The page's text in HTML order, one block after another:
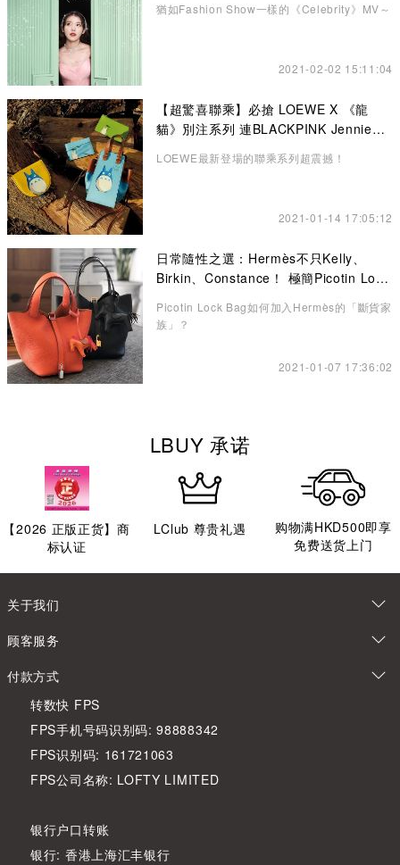
猶如Fashion Show一樣的《Celebrity》MV～
2021-02-02 15:11:04
【超驚喜聯乘】必搶 LOEWE X 《龍
貓》別注系列 連BLACKPINK Jennie也
LOEWE最新登場的聯乘系列超震撼！
2021-01-14 17:05:12
日常隨性之選：Hermès不只Kelly、
Birkin、Constance！ 極簡Picotin Lock
Picotin Lock Bag如何加入Hermès的「斷貨家
族」？
2021-01-07 17:36:02
LBUY 承诺
【2026 正版正货】商
标认证
LClub 尊贵礼遇
购物满HKD500即享
免费送货上门
关于我们
顾客服务
付款方式
转数快 FPS
FPS手机号码识别码: 98888342
FPS识别码: 161721063
FPS公司名称: LOFTY LIMITED
银行户口转账
银行: 香港上海汇丰银行